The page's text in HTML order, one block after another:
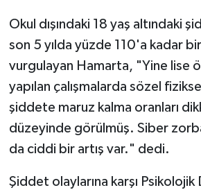
Okul dışındaki 18 yaş altındaki
son 5 yılda yüzde 110'a kadar
vurgulayan Hamarta, "Yine lise
yapılan çalışmalarda sözel
şiddete maruz kalma oranları
düzeyinde görülmüş. Siber
da ciddi bir artış var." dedi.
Şiddet olaylarına karşı Psikolojik